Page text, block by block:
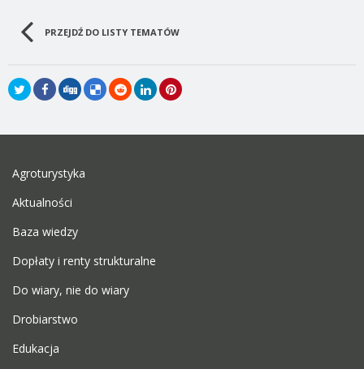
PRZEJDŹ DO LISTY TEMATÓW
Agroturystyka
Aktualności
Baza wiedzy
Dopłaty i renty strukturalne
Do wiary, nie do wiary
Drobiarstwo
Edukacja